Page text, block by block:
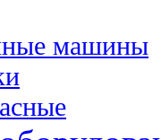
машины